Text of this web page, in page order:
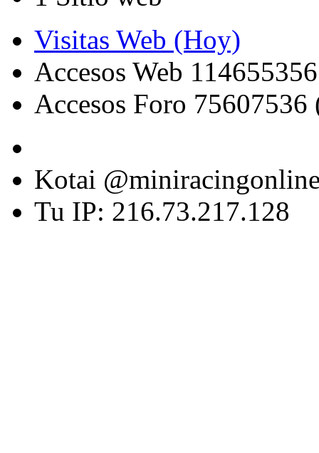
Visitas Web (Hoy)
Accesos Web
Accesos Foro 75607536
Kotai
Tu IP: 216.73.217.128